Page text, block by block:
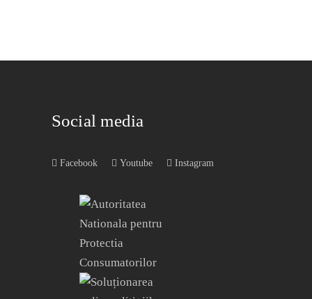
Social media
Facebook Youtube Instagram